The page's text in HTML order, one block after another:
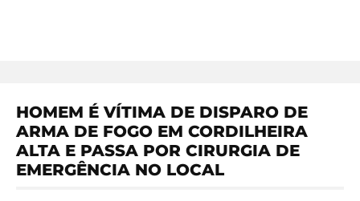
HOMEM É VÍTIMA DE DISPARO DE
ARMA DE FOGO EM CORDILHEIRA
ALTA E PASSA POR CIRURGIA DE
EMERGÊNCIA NO LOCAL